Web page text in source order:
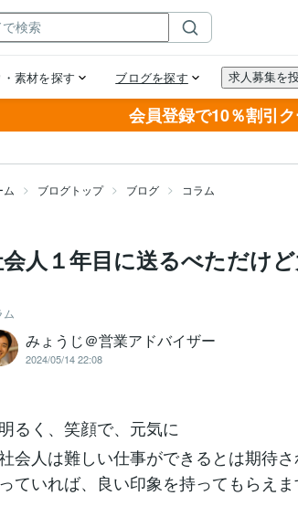
会員登録で10％割引
ム ブログトップ ブログ コラム
人１年目に送るべただけ
ム
みょうじ＠営業アドバイザー
2024/05/14 22:08
るく、笑顔で、元気に
会人は難しい仕事ができるとは期待
ていれば、良い印象を持ってもらえま